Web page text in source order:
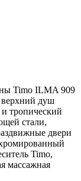
Timo ILMA 909
верхний душ
тропический
стали,
двери
Timo,
массажная